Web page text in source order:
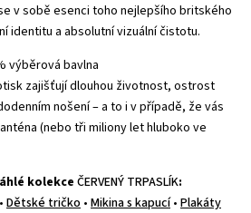
v sobě esenci toho nejlepšího britského
identitu a absolutní vizuální čistotu.
výběrová bavlna
zajišťují dlouhou životnost, ostrost
nošení – a to i v případě, že vás
(nebo tři miliony let hluboko ve
kolekce ČERVENÝ TRPASLÍK:
• Dětské tričko • Mikina s kapucí• Plakáty